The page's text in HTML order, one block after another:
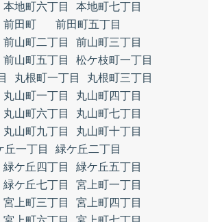
本地町六丁目
本地町七丁目
前田町
前田町五丁目
前山町二丁目
前山町三丁目
前山町五丁目
松ケ枝町一丁目
丸根町一丁目
丸根町三丁目
丸山町一丁目
丸山町四丁目
丸山町六丁目
丸山町七丁目
丸山町九丁目
丸山町十丁目
丘一丁目
緑ケ丘二丁目
緑ケ丘四丁目
緑ケ丘五丁目
緑ケ丘七丁目
宮上町一丁目
宮上町三丁目
宮上町四丁目